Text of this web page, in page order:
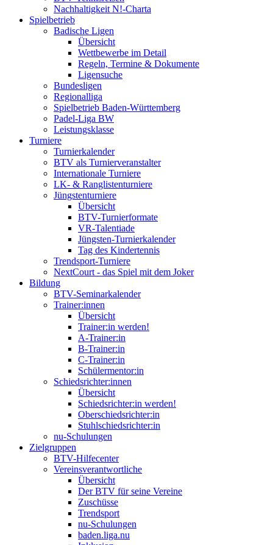
Nachhaltigkeit N!-Charta
Spielbetrieb
Badische Ligen
Übersicht
Wettbewerbe im Detail
Regeln, Termine & Dokumente
Ligensuche
Bundesligen
Regionalliga
Spielbetrieb Baden-Württemberg
Padel-Liga BW
Leistungsklasse
Turniere
Turnierkalender
BTV als Turnierveranstalter
Internationale Turniere
LK- & Ranglistenturniere
Jüngstenturniere
Übersicht
BTV-Turnierformate
VR-Talentiade
Jüngsten-Turnierkalender
Tag des Kindertennis
Trendsport-Turniere
NextCourt - das Spiel mit dem Joker
Bildung
BTV-Seminarkalender
Trainer:innen
Übersicht
Trainer:in werden!
A-Trainer:in
B-Trainer:in
C-Trainer:in
Schülermentor:in
Schiedsrichter:innen
Übersicht
Schiedsrichter:in werden!
Oberschiedsrichter:in
Stuhlschiedsrichter:in
nu-Schulungen
Zielgruppen
BTV-Hilfecenter
Vereinsverantwortliche
Übersicht
Der BTV für seine Vereine
Zuschüsse
Trendsport
nu-Schulungen
baden.liga.nu